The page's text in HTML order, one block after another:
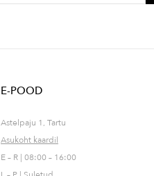
E-POOD
Astelpaju 1, Tartu
Asukoht kaardil
E – R | 08:00 – 16:00